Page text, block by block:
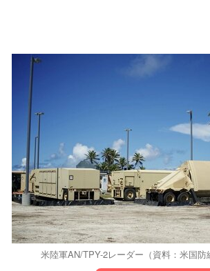
米陸軍AN/TPY-2レーダー（資料：米国防